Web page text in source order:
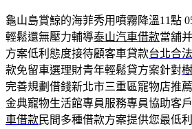
龜山島賞鯨的海菲秀用噴霧降溫11點
輕鬆還無壓力輔導泰山汽車借款當舖
方案低利態度接待顧客車貸款台北合
款免留車選理財青年輕鬆貸方案針對
完善規劃借錢新北市三重區寵物店推
金典寵物生活館專員服務專員協助客
車借款民間多種借款方案提供您最低